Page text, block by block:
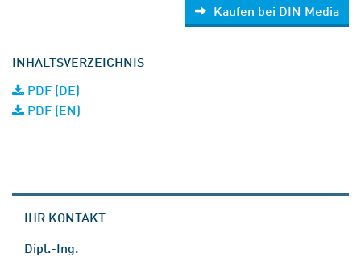
Kaufen bei DIN Media
INHALTSVERZEICHNIS
PDF (DE)
PDF (EN)
IHR KONTAKT
Dipl.-Ing.